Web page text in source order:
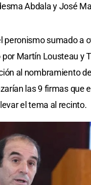
Abdala y José
peronismo sumado a
Martín Lousteau y
al nombramiento
las 9 firmas que
el tema al recinto.